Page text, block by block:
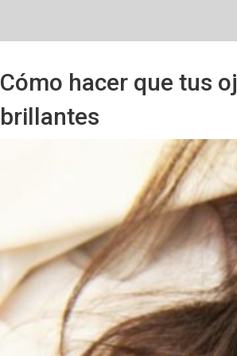
Cómo hacer que tus
brillantes